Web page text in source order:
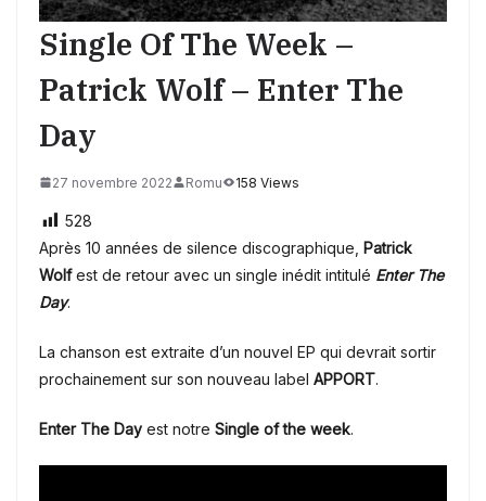
Single Of The Week –
Patrick Wolf – Enter The
Day
27 novembre 2022 Romu 158 Views
528
Après 10 années de silence discographique, Patrick
Wolfest de retour avec un single inédit intitulé Enter The
Day.
La chanson est extraite d’un nouvel EP qui devrait sortir
prochainement sur son nouveau label APPORT.
Enter The Day est notre Single of the week.